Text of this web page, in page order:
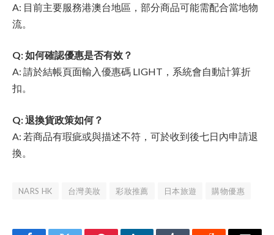
A: 目前主要服務港澳台地區，部分商品可能需配合當地物
流。
Q: 如何確認優惠是否有效？
A: 請於結帳頁面輸入優惠碼 LIGHT，系統會自動計算折
扣。
Q: 退換貨政策如何？
A: 若商品有瑕疵或與描述不符，可於收到後七日內申請退
換。
NARS HK 台灣美妝 彩妝推薦 日本旅遊 購物優惠